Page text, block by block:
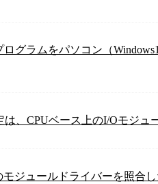
グラムをパソコン（
、CPUベース上のI/Oモジュ
モジュールドライバーを照合